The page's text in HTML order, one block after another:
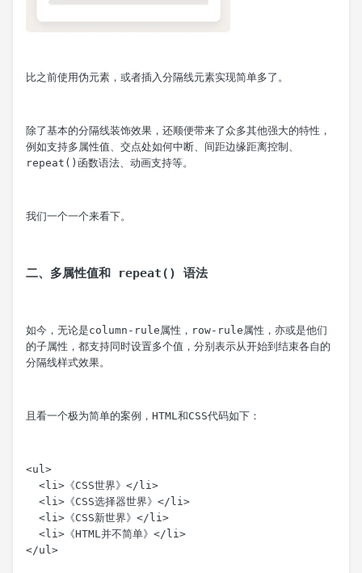
比之前使用伪元素，或者插入分隔线元素实现简单多了。
除了基本的分隔线装饰效果，还顺便带来了众多其他强大的特性，
例如支持多属性值、交点处如何中断、间距边缘距离控制、
repeat()函数语法、动画支持等。
我们一个一个来看下。
二、多属性值和 repeat() 语法
如今，无论是column-rule 属性， row-rule 属性，亦或是他们
的子属性，都支持同时设置多个值，分别表示从开始到结束各自的
分隔线样式效果。
且看一个极为简单的案例，HTML和CSS代码如下：
<ul>
</ul>